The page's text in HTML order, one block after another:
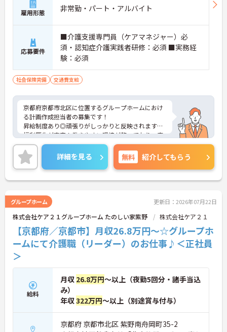
雇用形態 非常勤・パート・アルバイト
応募要件
■介護支援専門員（ケアマネジャー）必
須・認知症介護実践者研修：必須 ■実務経
験：必須
社会保険完備 交通費支給
京都府京都市北区に位置するグループホームにおけ
る計画作成担当者の募集です！
昇給制度あり◎頑張りがしっかりと反映されます！
福利厚生が充実！働きやすい環境が整っており、安
心して長くご勤務いただけます。
ご興味のある方には、面接対策ポイントなど、さら
に詳細をお話しいたしますのでお気軽にご相談くだ
さい！
詳細を見る 無料 紹介してもらう
グループホーム 更新日：2026年07月22日
株式会社ケア２１グループホーム たのしい家紫野 株式会社ケア２１
【京都府／京都市】月収26.8万円～☆グループホ
ームにて介護職（リーダー）のお仕事♪＜正社員
＞
給料
月収 26.8万円～以上（夜勤5回分・諸手当込
み）
年収322万円～以上（別途賞与付与）
京都府 京都市北区 紫野南舟岡町35-2